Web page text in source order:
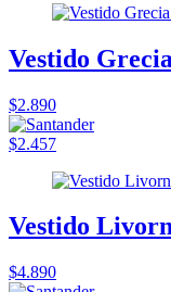
Vestido
$2.890
$2.457
Vestido
$4.890